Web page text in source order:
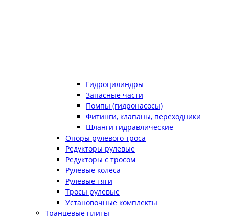
Гидроцилиндры
Запасные части
Помпы (гидронасосы)
Фитинги, клапаны, переходники
Шланги гидравлические
Опоры рулевого троса
Редукторы рулевые
Редукторы с тросом
Рулевые колеса
Рулевые тяги
Тросы рулевые
Установочные комплекты
Транцевые плиты